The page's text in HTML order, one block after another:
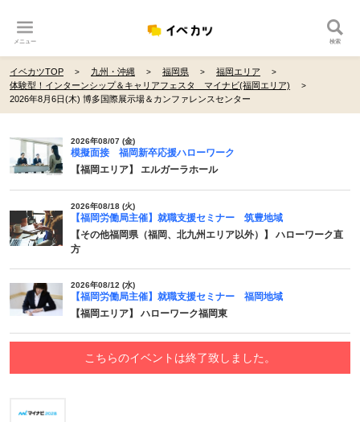
メニュー 検索
イベカツTOP 九州・沖縄 福岡県
福岡エリア
体験型！インターンシップ＆キャリアフェスタ マイナビ(福岡エリア)
2026年8月6日(木) 博多国際展示場＆カンファレンスセンター
2026年08/07 (金)
模擬面接 福岡新卒応援ハローワーク
【福岡エリア】 エルガーラホール
2026年08/18 (火)
【福岡労働局主催】就職支援セミナー 筑豊地域
【その他福岡県（福岡、北九州エリア以外）】 ハローワーク直
方
2026年08/12 (水)
【福岡労働局主催】就職支援セミナー 福岡地域
【福岡エリア】 ハローワーク福岡東
こちらのイベントは終了致しました。